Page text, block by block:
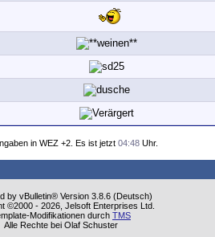
in WEZ +2. Es ist jetzt 04:48 Uhr.
by vBulletin® Version 3.8.6 (Deutsch)
©2000 - 2026, Jelsoft Enterprises Ltd.
Modifikationen durch TMS
Alle Rechte bei Olaf Schuster